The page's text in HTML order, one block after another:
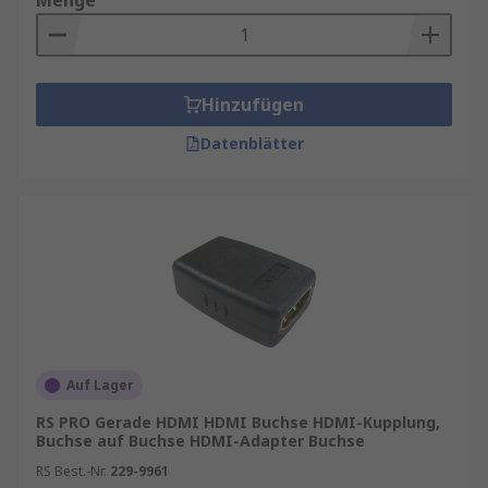
HDMI ist eine beliebte Verbindung, da sie
sowohl hochauflösende Audio- als auch visuelle
Signale überträgt. HDMI-Anschlüsse sind in
Fernsehern, Bildschirmen und Spielkonsolen
sehr verbreitet. Man findet sie in Wohnungen, an
Arbeitsplätzen, Schulen und im Einzelhandel.
Computer, und einem anderen Anschluss, z. B.
einem VGA-Bildschirm.
Hinzufügen
Datenblätter
Auf Lager
RS PRO Gerade HDMI HDMI Buchse HDMI-Kupplung,
Buchse auf Buchse HDMI-Adapter Buchse
RS Best.-Nr. 229-9961